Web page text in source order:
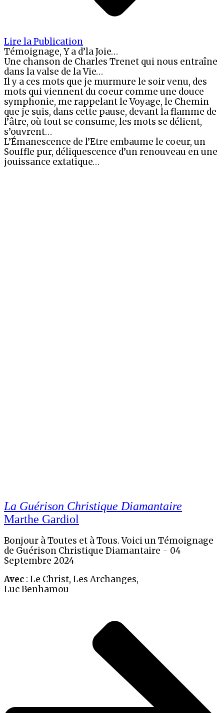
Lire la Publication
Témoignage, Y a d’la Joie…
Une chanson de Charles Trenet qui nous entraîne
dans la valse de la Vie…
Il y a ces mots que je murmure le soir venu, des
mots qui viennent du coeur comme une douce
symphonie, me rappelant le Voyage, le Chemin
que je suis, dans cette pause, devant la flamme de
l’âtre, où tout se consume, les mots se délient,
s’ouvrent…
L’Émanescence de l’Etre embaume le coeur, un
Souffle pur, déliquescence d’un renouveau en une
jouissance extatique…
La Guérison Christique Diamantaire
Marthe Gardiol
Bonjour à Toutes et à Tous. Voici un Témoignage
de Guérison Christique Diamantaire - 04
Septembre 2024
Avec : Le Christ, Les Archanges,
Luc Benhamou